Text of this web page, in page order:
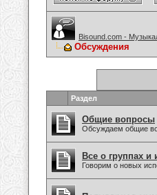
Bisound.com -
Обсуждения
Раздел
Общие вопросы
Обсуждаем общие
Все о группах и
Говорим о новых